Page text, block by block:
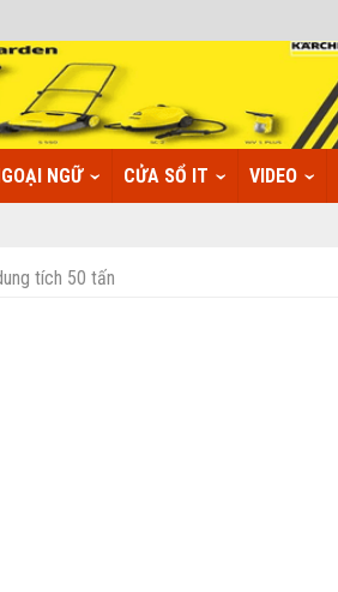
NGỮ CỬA SỔ IT VIDEO
tích 50 tấn